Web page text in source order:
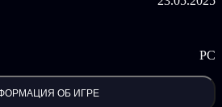
2D мини-игру, в которой еще больше
и персонаж, которому
вас в неожиданные места, а
стать более горячим, чем
PC
ОБ ИГРЕ